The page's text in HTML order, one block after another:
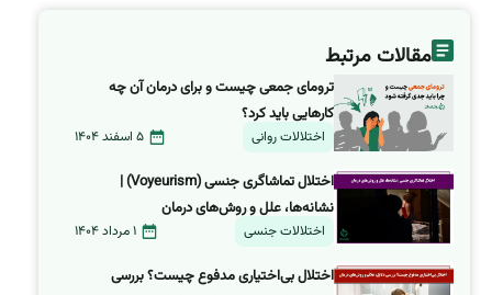
مقالات مرتبط
ترومای جمعی چیست و برای درمان آن چه
کارهایی باید کرد؟
اختلالات روانی 5 اسفند 1404
اختلال تماشاگری جنسی (Voyeurism) |
نشانه‌ها، علل و روش‌های درمان
اختلالات جنسی 1 مرداد 1404
اختلال بی‌اختیاری مدفوع چیست؟ بررسی